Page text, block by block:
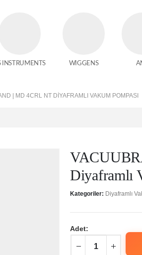
INSTRUMENTS WIGGENS
| MD 4CRL NT DIYAFRAMLI VAKUM POMPASI
Diyaframlı
Kategoriler: Diyaframlı
Adet: